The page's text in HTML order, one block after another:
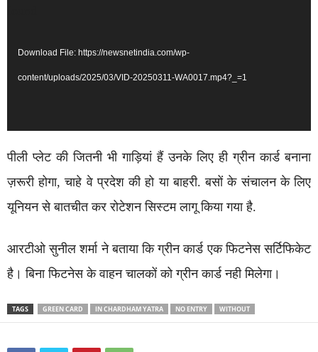
Download File: https://newsnetindia.com/wp-
content/uploads/2025/03/VID-20250311-WA0017.mp4?_=1
पीली प्लेट की जितनी भी गाड़ियां हैं उनके लिए ही ग्रीन कार्ड बनाना
ज़रूरी होगा, चाहे वे प्रदेश की हो या बाहरी. बसों के संचालन के लिए
यूनियन से बातचीत कर रोटेशन सिस्टम लागू किया गया है.
आरटीओ सुनील शर्मा ने बताया कि ग्रीन कार्ड एक फिटनेस सर्टिफिकेट
है। बिना फिटनेस के वाहन चालकों को ग्रीन कार्ड नही मिलेगा।
TAGS GREEN CARD IN CHARDHAM YATRA NO ENTRY WITHOUT